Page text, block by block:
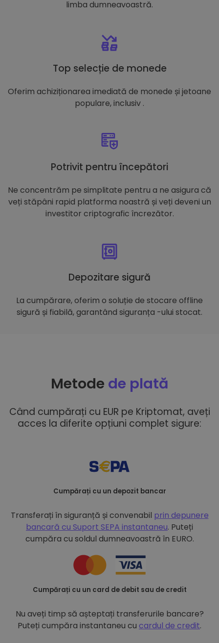
limba dumneavoastră.
Top selecție de monede
Oferim achiziționarea imediată de monede și jetoane
populare, inclusiv .
Potrivit pentru începători
Ne concentrăm pe simplitate pentru a ne asigura că
veți stăpâni rapid platforma noastră și veți deveni un
investitor criptografic încrezător.
Depozitare sigură
La cumpărare, oferim o soluție de stocare offline
sigură și fiabilă, garantând siguranța -ului stocat.
Metode de plată
Când cumpărați cu EUR pe Kriptomat, aveți
acces la diferite opțiuni complet sigure:
Cumpărați cu un depozit bancar
Transferați în siguranță și convenabil prin depunere
bancară cu Suport SEPA instantaneu. Puteți
cumpăra cu soldul dumneavoastră în EURO.
Cumpărați cu un card de debit sau de credit
Nu aveți timp să așteptați transferurile bancare?
Puteți cumpăra instantaneu cu cardul de credit.